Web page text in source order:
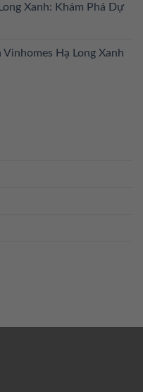
Xanh: Khám Phá Dự
Hạ Long Xanh